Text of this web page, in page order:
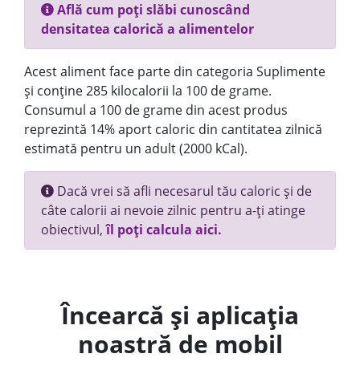
Află cum poți slăbi cunoscând
densitatea calorică a alimentelor
Acest aliment face parte din categoria Suplimente
și conține 285 kilocalorii la 100 de grame.
Consumul a 100 de grame din acest produs
reprezintă 14% aport caloric din cantitatea zilnică
estimată pentru un adult (2000 kCal).
Dacă vrei să afli necesarul tău caloric și de
câte calorii ai nevoie zilnic pentru a-ți atinge
obiectivul,îl poți calcula aici.
Încearcă și aplicația
noastră de mobil